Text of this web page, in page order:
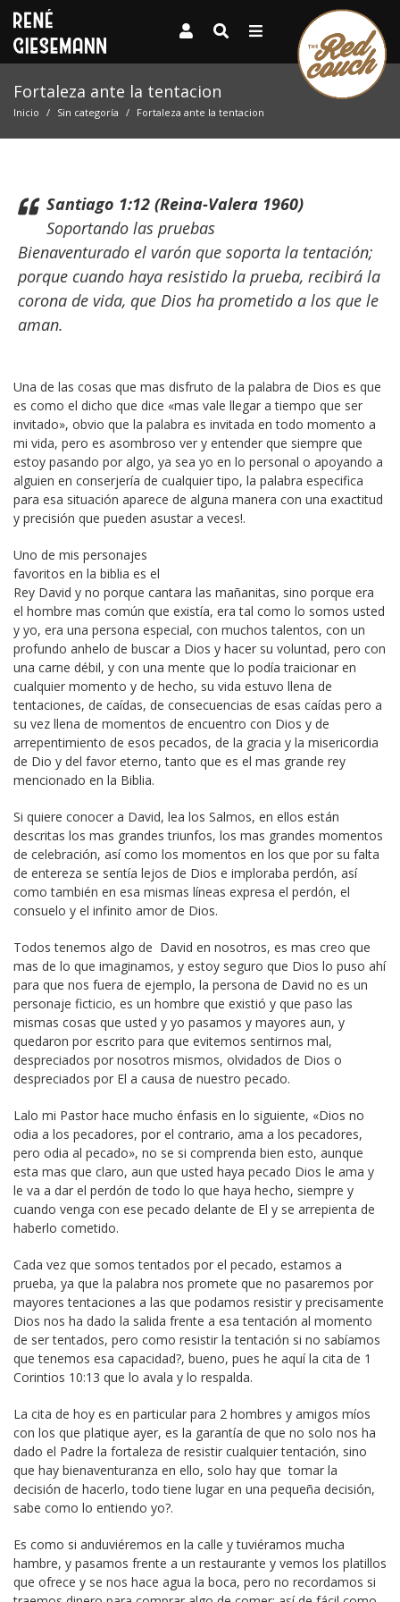
Fortaleza ante la tentacion
Inicio Sin categoría Fortaleza ante la tentacion
Santiago 1:12 (Reina-Valera 1960)
Soportando las pruebas
Bienaventurado el varón que soporta la tentación;
porque cuando haya resistido la prueba, recibirá la
corona de vida, que Dios ha prometido a los que le
aman.
Una de las cosas que mas disfruto de la palabra de Dios es que
es como el dicho que dice «mas vale llegar a tiempo que ser
invitado», obvio que la palabra es invitada en todo momento a
mi vida, pero es asombroso ver y entender que siempre que
estoy pasando por algo, ya sea yo en lo personal o apoyando a
alguien en conserjería de cualquier tipo, la palabra especifica
para esa situación aparece de alguna manera con una exactitud
y precisión que pueden asustar a veces!.
Uno de mis personajes
favoritos en la biblia es el
Rey David y no porque cantara las mañanitas, sino porque era
el hombre mas común que existía, era tal como lo somos usted
y yo, era una persona especial, con muchos talentos, con un
profundo anhelo de buscar a Dios y hacer su voluntad, pero con
una carne débil, y con una mente que lo podía traicionar en
cualquier momento y de hecho, su vida estuvo llena de
tentaciones, de caídas, de consecuencias de esas caídas pero a
su vez llena de momentos de encuentro con Dios y de
arrepentimiento de esos pecados, de la gracia y la misericordia
de Dio y del favor eterno, tanto que es el mas grande rey
mencionado en la Biblia.
Si quiere conocer a David, lea los Salmos, en ellos están
descritas los mas grandes triunfos, los mas grandes momentos
de celebración, así como los momentos en los que por su falta
de entereza se sentía lejos de Dios e imploraba perdón, así
como también en esa mismas líneas expresa el perdón, el
consuelo y el infinito amor de Dios.
Todos tenemos algo de David en nosotros, es mas creo que
mas de lo que imaginamos, y estoy seguro que Dios lo puso ahí
para que nos fuera de ejemplo, la persona de David no es un
personaje ficticio, es un hombre que existió y que paso las
mismas cosas que usted y yo pasamos y mayores aun, y
quedaron por escrito para que evitemos sentirnos mal,
despreciados por nosotros mismos, olvidados de Dios o
despreciados por El a causa de nuestro pecado.
Lalo mi Pastor hace mucho énfasis en lo siguiente, «Dios no
odia a los pecadores, por el contrario, ama a los pecadores,
pero odia al pecado», no se si comprenda bien esto, aunque
esta mas que claro, aun que usted haya pecado Dios le ama y
le va a dar el perdón de todo lo que haya hecho, siempre y
cuando venga con ese pecado delante de El y se arrepienta de
haberlo cometido.
Cada vez que somos tentados por el pecado, estamos a
prueba, ya que la palabra nos promete que no pasaremos por
mayores tentaciones a las que podamos resistir y precisamente
Dios nos ha dado la salida frente a esa tentación al momento
de ser tentados, pero como resistir la tentación si no sabíamos
que tenemos esa capacidad?, bueno, pues he aquí la cita de 1
Corintios 10:13 que lo avala y lo respalda.
La cita de hoy es en particular para 2 hombres y amigos míos
con los que platique ayer, es la garantía de que no solo nos ha
dado el Padre la fortaleza de resistir cualquier tentación, sino
que hay bienaventuranza en ello, solo hay que tomar la
decisión de hacerlo, todo tiene lugar en una pequeña decisión,
sabe como lo entiendo yo?.
Es como si anduviéremos en la calle y tuviéramos mucha
hambre, y pasamos frente a un restaurante y vemos los platillos
que ofrece y se nos hace agua la boca, pero no recordamos si